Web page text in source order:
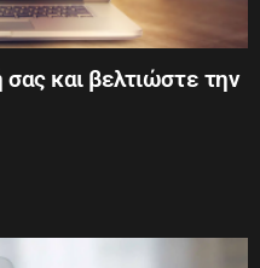
και βελτιώστε την